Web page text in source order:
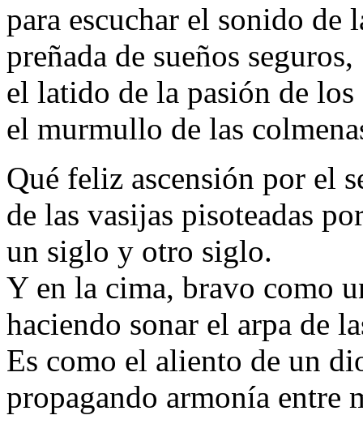
para escuchar el sonido de
preñada de sueños seguros,
el latido de la pasión de
el murmullo de las
Qué feliz ascensión por el
de las vasijas pisoteadas
un siglo y otro siglo.
Y en la cima, bravo como
haciendo sonar el arpa de
Es como el aliento de un
propagando armonía entre